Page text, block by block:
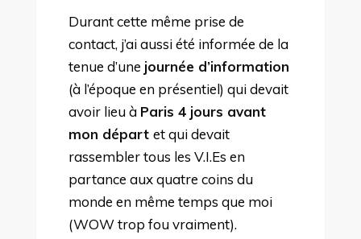
Durant cette même prise de
contact, j’ai aussi été informée de la
tenue d’une journée d’information
(à l’époque en présentiel) qui devait
avoir lieu à Paris 4 jours avant
mon départ et qui devait
rassembler tous les V.I.Es en
partance aux quatre coins du
monde en même temps que moi
(WOW trop fou vraiment).